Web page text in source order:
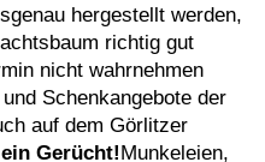
hergestellt werden,
richtig gut
nicht wahrnehmen
Schenkangebote der
auf dem Görlitzer
Gerücht!Munkeleien,